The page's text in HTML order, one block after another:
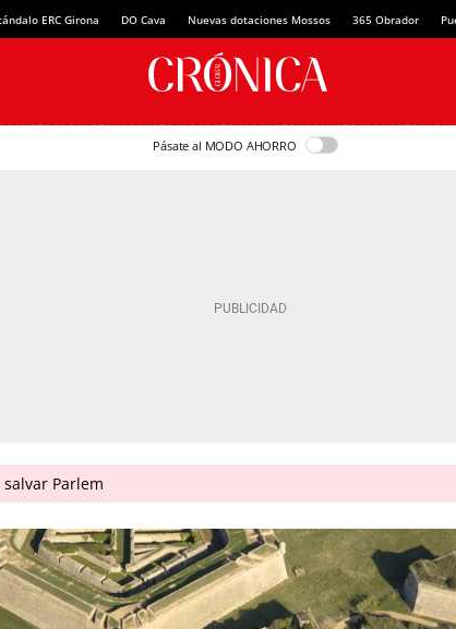
ERC Girona DO Cava Nuevas dotaciones Mossos 365 Obrador
Pásate al MODO AHORRO
Parlem